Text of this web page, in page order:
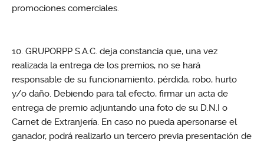
promociones comerciales.
GRUPORPP S.A.C. deja constancia que, una vez
realizada la entrega de los premios, no se hará
responsable de su funcionamiento, pérdida, robo, hurto
y/o daño. Debiendo para tal efecto, firmar un acta de
entrega de premio adjuntando una foto de su D.N.I o
Carnet de Extranjería. En caso no pueda apersonarse el
ganador, podrá realizarlo un tercero previa presentación de